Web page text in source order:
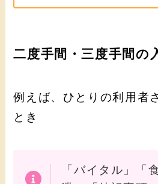
二度手間・三度手間の
例えば、ひとりの利用者
とき
「バイタル」「